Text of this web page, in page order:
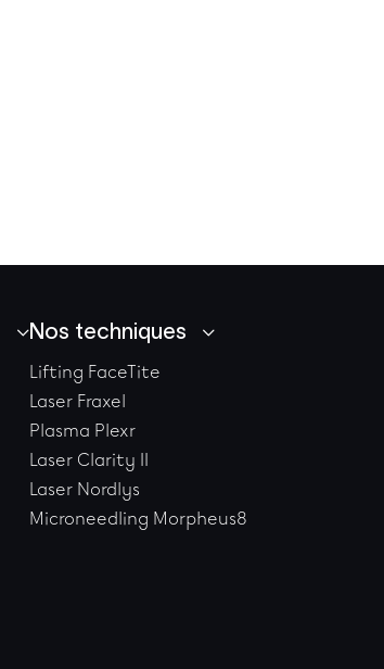
Nos techniques
Lifting FaceTite
Laser Fraxel
Plasma Plexr
Laser Clarity II
Laser Nordlys
Microneedling Morpheus8